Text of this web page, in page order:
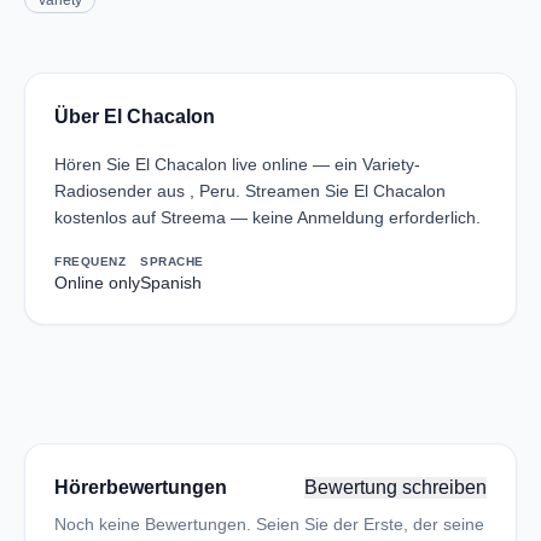
Über El Chacalon
Hören Sie El Chacalon live online — ein Variety-
Radiosender aus , Peru. Streamen Sie El Chacalon
kostenlos auf Streema — keine Anmeldung erforderlich.
FREQUENZ
Online only
SPRACHE
Spanish
Hörerbewertungen Bewertung schreiben
Noch keine Bewertungen. Seien Sie der Erste, der seine